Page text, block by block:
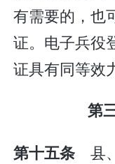
有需要的，也
证。电子兵役
证具有同等效
第
第十五条县